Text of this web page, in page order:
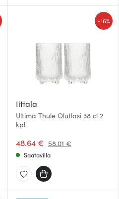
Iittala
Ultima Thule Olutlasi 38 cl 2
kpl
48.64 € 58.01 €
-16%
Saatavilla